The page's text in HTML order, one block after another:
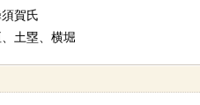
賀氏
土塁、横堀